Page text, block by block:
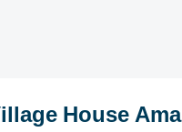
House